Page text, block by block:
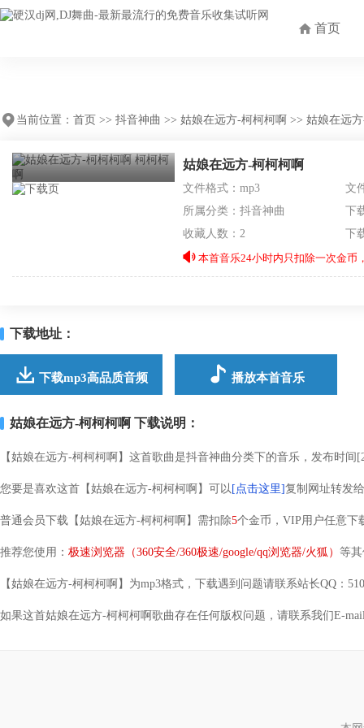
首页
当前位置： 首页 >> 抖音神曲 >> 姑娘在远方-柯柯柯啊 >> 姑娘在远
姑娘在远方-柯柯柯啊
文件格式：mp3
文
所属分类： 抖音神曲
下
收藏人数：2
下
本首音乐24小时内只扣除一次金币
下载地址：
下载mp3高品质音频 播放本首音乐
姑娘在远方-柯柯柯啊 下载说明：
【姑娘在远方-柯柯柯啊】这首歌曲是抖音神曲分类下的音乐，发布时间
您要是喜欢这首【姑娘在远方-柯柯柯啊】可以 [点击这里]复制网址转发
普通会员下载【姑娘在远方-柯柯柯啊】需扣除5个金币，VIP用户任意下
推荐您使用： 极速浏览器（360安全/360极速/google/qq浏览器/火狐） 等
【姑娘在远方-柯柯柯啊】为mp3格式，下载遇到问题请联系站长QQ：
如果这首姑娘在远方-柯柯柯啊歌曲存在任何版权问题，请联系我们E-mail